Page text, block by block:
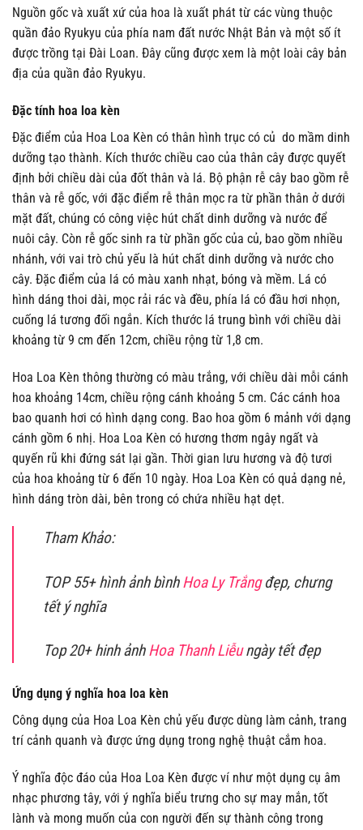
Nguồn gốc và xuất xứ của hoa là xuất phát từ các vùng thuộc
quần đảo Ryukyu của phía nam đất nước Nhật Bản và một số ít
được trồng tại Đài Loan. Đây cũng được xem là một loài cây bản
địa của quần đảo Ryukyu.
Đặc tính hoa loa kèn
Đặc điểm của Hoa Loa Kèn có thân hình trục có củ do mầm dinh
dưỡng tạo thành. Kích thước chiều cao của thân cây được quyết
định bởi chiều dài của đốt thân và lá. Bộ phận rễ cây bao gồm rễ
thân và rễ gốc, với đặc điểm rễ thân mọc ra từ phần thân ở dưới
mặt đất, chúng có công việc hút chất dinh dưỡng và nước để
nuôi cây. Còn rễ gốc sinh ra từ phần gốc của củ, bao gồm nhiều
nhánh, với vai trò chủ yếu là hút chất dinh dưỡng và nước cho
cây. Đặc điểm của lá có màu xanh nhạt, bóng và mềm. Lá có
hình dáng thoi dài, mọc rải rác và đều, phía lá có đầu hơi nhọn,
cuống lá tương đối ngắn. Kích thước lá trung bình với chiều dài
khoảng từ 9 cm đến 12cm, chiều rộng từ 1,8 cm.
Hoa Loa Kèn thông thường có màu trắng, với chiều dài mỗi cánh
hoa khoảng 14cm, chiều rộng cánh khoảng 5 cm. Các cánh hoa
bao quanh hơi có hình dạng cong. Bao hoa gồm 6 mảnh với dạng
cánh gồm 6 nhị. Hoa Loa Kèn có hương thơm ngây ngất và
quyến rũ khi đứng sát lại gần. Thời gian lưu hương và độ tươi
của hoa khoảng từ 6 đến 10 ngày. Hoa Loa Kèn có quả dạng nẻ,
hình dáng tròn dài, bên trong có chứa nhiều hạt dẹt.
Tham Khảo:
TOP 55+ hình ảnh bìnhHoa Ly Trắngđẹp, chưng
tết ý nghĩa
Top 20+ hinh ảnhHoa Thanh Liễungày tết đẹp
Ứng dụng ý nghĩa hoa loa kèn
Công dụng của Hoa Loa Kèn chủ yếu được dùng làm cảnh, trang
trí cảnh quanh và được ứng dụng trong nghệ thuật cắm hoa.
Ý nghĩa độc đáo của Hoa Loa Kèn được ví như một dụng cụ âm
nhạc phương tây, với ý nghĩa biểu trưng cho sự may mắn, tốt
lành và mong muốn của con người đến sự thành công trong